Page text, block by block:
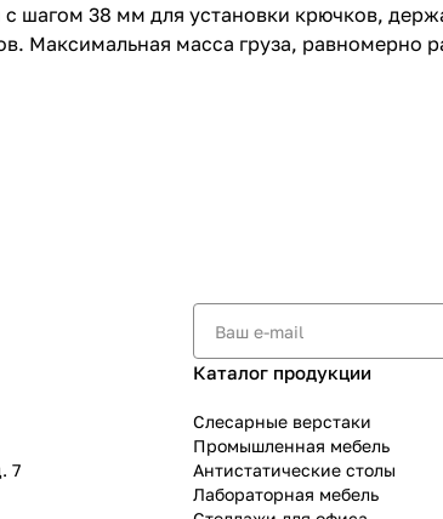
шагом 38 мм для установки крючков,
Максимальная масса груза, равномерно
7
Каталог продукции
Слесарные верстаки
Промышленная мебель
Антистатические столы
Лабораторная мебель